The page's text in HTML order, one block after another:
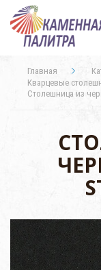
Главная
Кварцевые
Столешница из